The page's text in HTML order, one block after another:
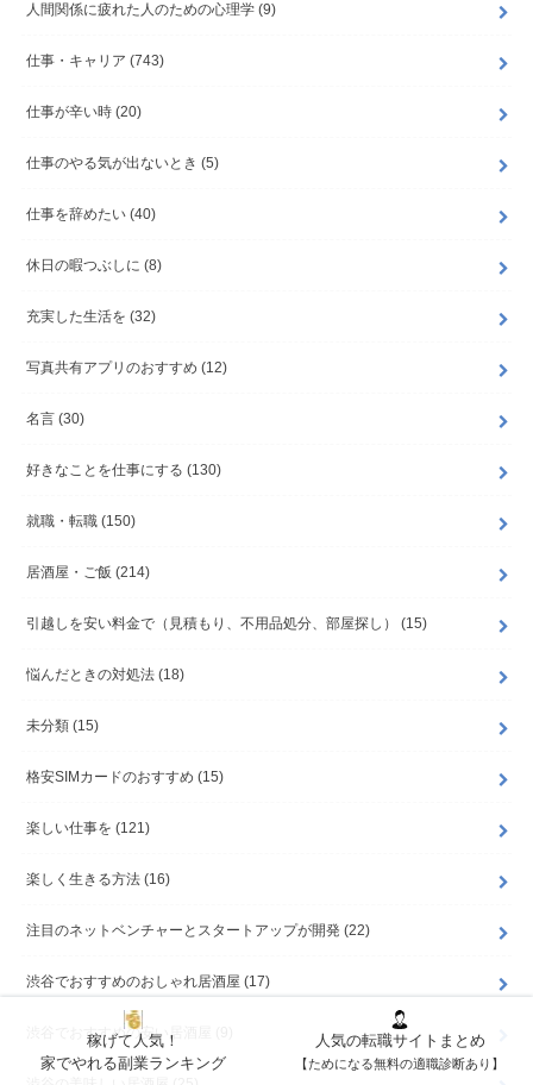
人間関係に疲れた人のための心理学 (9)
仕事・キャリア (743)
仕事が辛い時 (20)
仕事のやる気が出ないとき (5)
仕事を辞めたい (40)
休日の暇つぶしに (8)
充実した生活を (32)
写真共有アプリのおすすめ (12)
名言 (30)
好きなことを仕事にする (130)
就職・転職 (150)
居酒屋・ご飯 (214)
引越しを安い料金で（見積もり、不用品処分、部屋探し） (15)
悩んだときの対処法 (18)
未分類 (15)
格安SIMカードのおすすめ (15)
楽しい仕事を (121)
楽しく生きる方法 (16)
注目のネットベンチャーとスタートアップが開発 (22)
渋谷でおすすめのおしゃれ居酒屋 (17)
渋谷でおすすめの安い居酒屋
稼げて人気！
家でやれる副業ランキング
人気の転職サイトまとめ
【ためになる無料の適職診断あり】